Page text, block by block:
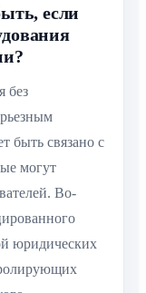
если
без
быть связано с
могут
Во-
юридических